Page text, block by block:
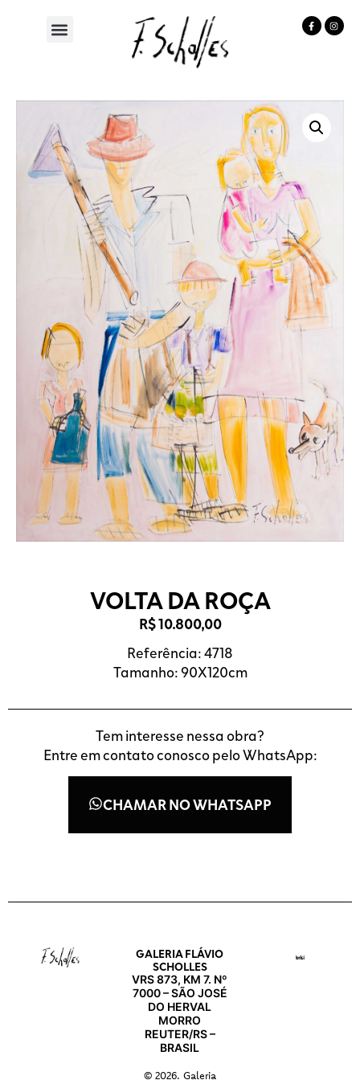
VOLTA DA ROÇA
R$10.800,00
Referência: 4718
Tamanho: 90X120cm
Tem interesse nessa obra?
Entre em contato conosco pelo WhatsApp:
CHAMAR NO WHATSAPP
GALERIA FLÁVIO
SCHOLLES
VRS 873, KM 7. Nº
7000 – SÃO JOSÉ
DO HERVAL
MORRO
REUTER/RS –
BRASIL
© 2026. Galeria